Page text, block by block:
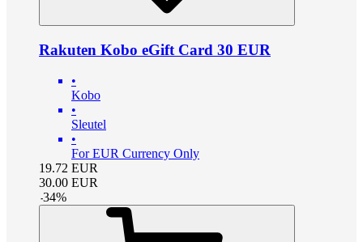
Rakuten Kobo eGift Card 30 EUR
•
Kobo
•
Sleutel
•
For EUR Currency Only
19.72 EUR
30.00 EUR
-34%